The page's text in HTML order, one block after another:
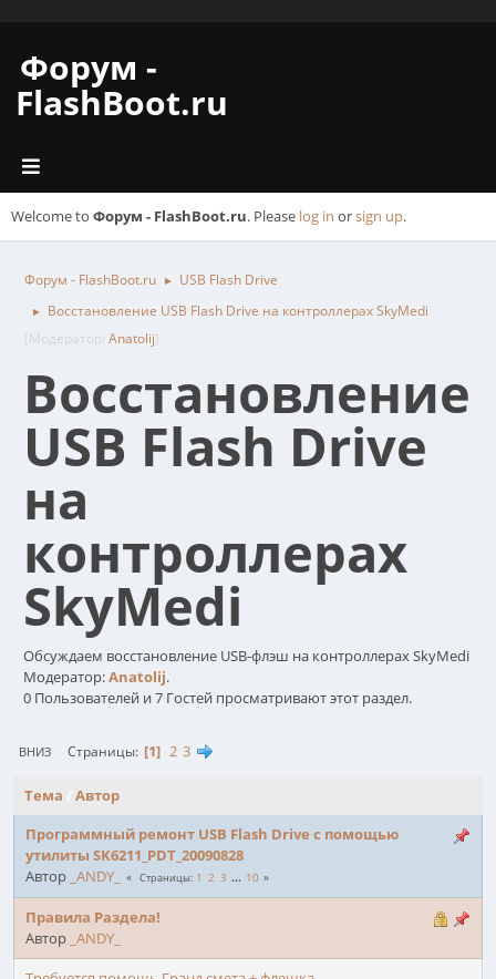
Форум -
FlashBoot.ru
Welcome to Форум - FlashBoot.ru. Please log in orsign up.
Форум - FlashBoot.ru ► USB Flash Drive
►
Восстановление USB Flash Drive на контроллерах SkyMedi
(Модератор: Anatolij)
Восстановление
USB Flash Drive
на
контроллерах
SkyMedi
Обсуждаем восстановление USB-флэш на контроллерах SkyMedi
Модератор:Anatolij.
0 Пользователей и 7 Гостей просматривают этот раздел.
ВНИЗ Страницы 1 2 3
Тема
Автор
Программный ремонт USB Flash Drive с помощью
утилиты SK6211_PDT_20090828
Автор _ANDY_ Страницы 1 2 3 ... 10
Правила Раздела!
Автор _ANDY_